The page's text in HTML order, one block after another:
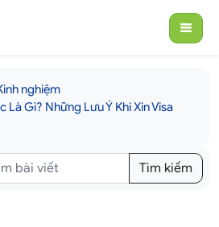
nghiệm
Là Gì? Những Lưu Ý Khi Xin Visa
Tìm kiếm